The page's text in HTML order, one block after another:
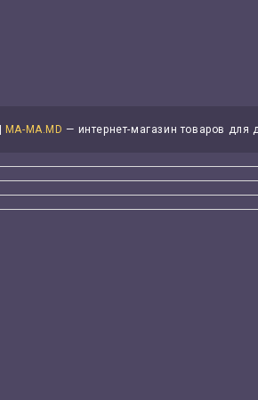
MA-MA.MD — интернет-магазин товаров для